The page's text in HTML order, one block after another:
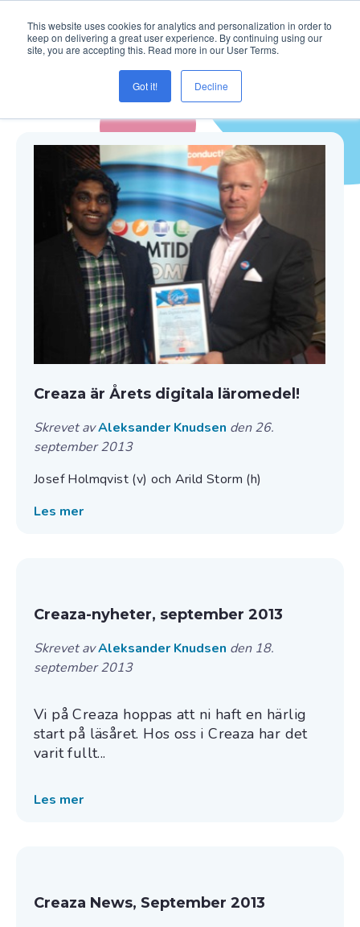
This website uses cookies for analytics and personalization in order to
keep on delivering a great user experience. By continuing using our
site, you are accepting this. Read more in our User Terms.
Got it! Decline
Blogg ( Creaza Education )
Creaza är Årets digitala läromedel!
Skrevet avAleksander Knudsen den 26.
september 2013
Josef Holmqvist (v) och Arild Storm (h)
Les mer
Creaza-nyheter, september 2013
Skrevet avAleksander Knudsen den 18.
september 2013
Vi på Creaza hoppas att ni haft en härlig
start på läsåret. Hos oss i Creaza har det
varit fullt...
Les mer
Creaza News, September 2013